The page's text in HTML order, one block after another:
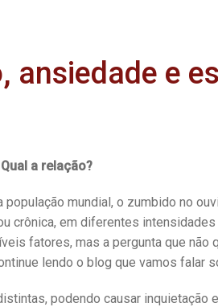
ansiedade e
a relação?
mundial, o zumbido no
crônica, em diferentes
fatores, mas a pergunta que não
lendo o blog que vamos falar
podendo causar inquietação